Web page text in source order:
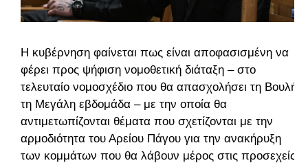
Η κυβέρνηση φαίνεται πως είναι αποφασισμένη να
φέρει προς ψήφιση νομοθετική διάταξη – στο
τελευταίο νομοσχέδιο που θα απασχολήσει τη Βουλή
τη Μεγάλη εβδομάδα – με την οποία θα
αντιμετωπίζονται θέματα που σχετίζονται με την
αρμοδιότητα του Αρείου Πάγου για την ανακήρυξη
των κομμάτων που θα λάβουν μέρος στις προσεχείς